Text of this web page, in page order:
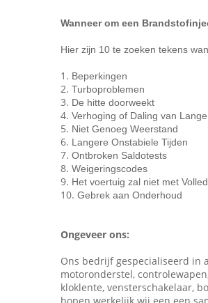
Wanneer om een
Hier zijn 10 te zoeken tekens
1. Beperkingen
2. Turboproblemen
3. De hitte doorweekt
4. Verhoging of Daling van
5. Niet Genoeg Weerstand
6. Langere Onstabiele Tijden
7. Ontbroken Saldotests
8. Weigeringscodes
9. Het voertuig zal niet met
10. Gebrek aan Onderhoud
Ongeveer ons:
Ons bedrijf gespecialiseerd in
motoronderstel,
kloklente, vensterschakelaar,